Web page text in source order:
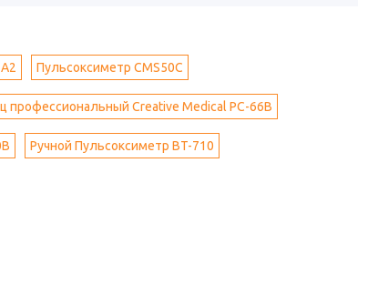
Пульсоксиметр СMS50C
профессиональный Creative Medical PC-66B
Ручной Пульсоксиметр BT-710